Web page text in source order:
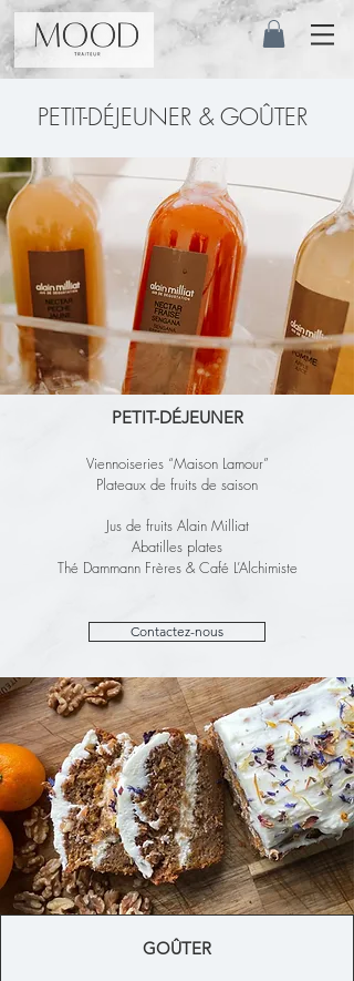
PETIT-DÉJEUNER & GOÛTER
PETIT-DÉJEUNER
Viennoiseries “Maison Lamour”
Plateaux de fruits de saison
Jus de fruits Alain Milliat
Abatilles plates
Thé Dammann Frères & Café L’Alchimiste
Contactez-nous
GOÛTER